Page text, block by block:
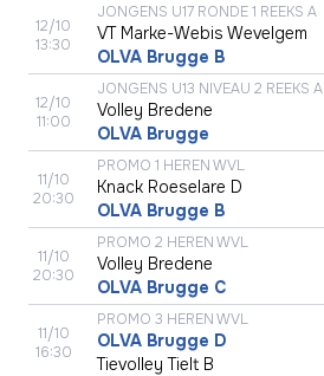
12/10
13:30
JONGENS U17 RONDE 1 REEKS A
VT Marke-Webis Wevelgem
OLVA Brugge B
12/10
11:00
JONGENS U13 NIVEAU 2 REEKS A
Volley Bredene
OLVA Brugge
11/10
20:30
PROMO 1 HEREN WVL
Knack Roeselare D
OLVA Brugge B
11/10
20:30
PROMO 2 HEREN WVL
Volley Bredene
OLVA Brugge C
11/10
16:30
PROMO 3 HEREN WVL
OLVA Brugge D
Tievolley Tielt B